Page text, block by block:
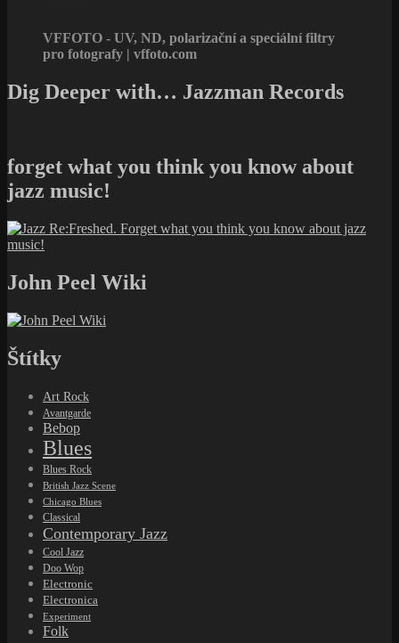
VFFOTO - UV, ND, polarizační a speciální filtry
pro fotografy | vffoto.com
Dig Deeper with… Jazzman Records
forget what you think you know about
jazz music!
John Peel Wiki
Štítky
Art Rock
Avantgarde
Bebop
Blues
Blues Rock
British Jazz Scene
Chicago Blues
Classical
Contemporary Jazz
Cool Jazz
Doo Wop
Electronic
Electronica
Experiment
Folk